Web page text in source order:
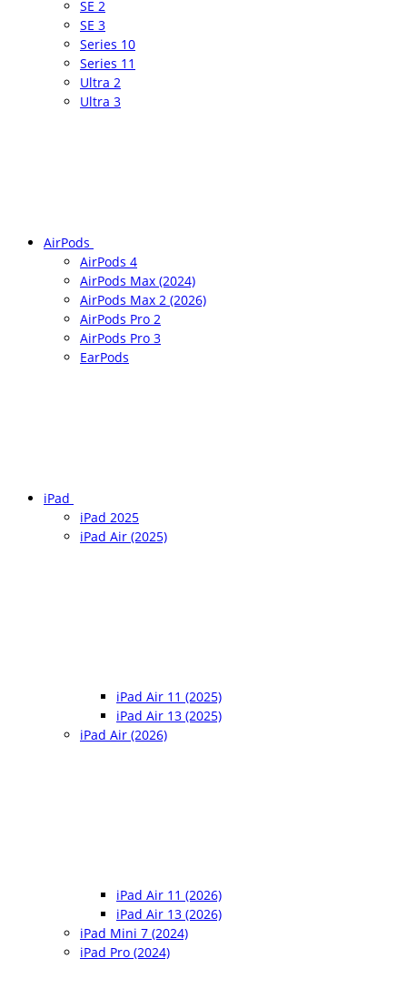
SE 2
SE 3
Series 10
Series 11
Ultra 2
Ultra 3
AirPods
AirPods 4
AirPods Max (2024)
AirPods Max 2 (2026)
AirPods Pro 2
AirPods Pro 3
EarPods
iPad
iPad 2025
iPad Air (2025)
iPad Air 11 (2025)
iPad Air 13 (2025)
iPad Air (2026)
iPad Air 11 (2026)
iPad Air 13 (2026)
iPad Mini 7 (2024)
iPad Pro (2024)